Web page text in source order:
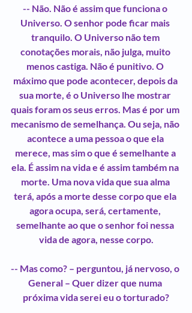
-- Não. Não é assim que funciona o
Universo. O senhor pode ficar mais
tranquilo. O Universo não tem
conotações morais, não julga, muito
menos castiga. Não é punitivo. O
máximo que pode acontecer, depois da
sua morte, é o Universo lhe mostrar
quais foram os seus erros. Mas é por um
mecanismo de semelhança. Ou seja, não
acontece a uma pessoa o que ela
merece, mas sim o que é semelhante a
ela. É assim na vida e é assim também na
morte. Uma nova vida que sua alma
terá, após a morte desse corpo que ela
agora ocupa, será, certamente,
semelhante ao que o senhor foi nessa
vida de agora, nesse corpo.
-- Mas como? – perguntou, já nervoso, o
General – Quer dizer que numa
próxima vida serei eu o torturado?